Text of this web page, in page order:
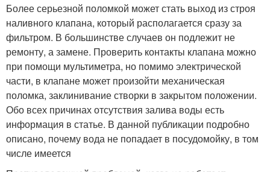
Более серьезной поломкой может стать выход из строя
наливного клапана, который располагается сразу за
фильтром. В большинстве случаев он подлежит не
ремонту, а замене. Проверить контакты клапана можно
при помощи мультиметра, но помимо электрической
части, в клапане может произойти механическая
поломка, заклинивание створки в закрытом положении.
Обо всех причинах отсутствия залива воды есть
информация в статье. В данной публикации подробно
описано, почему вода не попадает в посудомойку, в том
числе имеется